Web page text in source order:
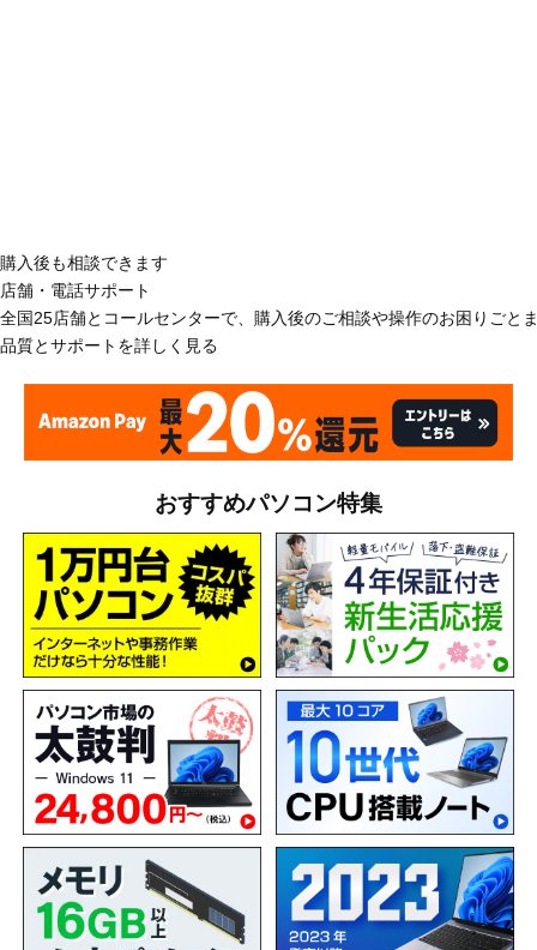
購入後も相談できます
店舗・電話サポート
全国25店舗とコールセンターで、購入後のご相談や操作のお困りごと
品質とサポートを詳しく見る
おすすめパソコン特集